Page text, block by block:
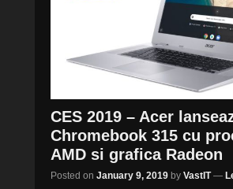
CES 2019 – Acer
Chromebook 315 cu
AMD si grafica Radeon
Posted on January 9, 2019 by VastIT —